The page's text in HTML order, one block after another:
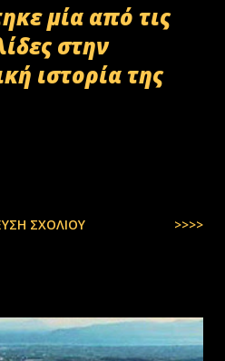
μία από τις
στην
ιστορία της
ΣΧΟΛΊΟΥ >>>>